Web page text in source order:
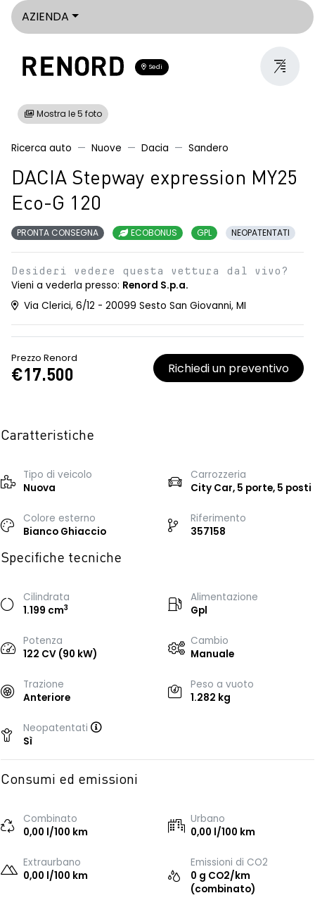
AZIENDA
Sedi
Mostra le 5 foto
Ricerca auto Nuove Dacia Sandero
DACIA Stepway expression MY25
Eco-G 120
PRONTA CONSEGNA ECOBONUS GPL NEOPATENTATI
Desideri vedere questa vettura dal vivo?
Vieni a vederla presso: Renord S.p.a.
Via Clerici, 6/12 - 20099 Sesto San Giovanni, MI
Prezzo Renord
€17.500 Richiedi un preventivo
Caratteristiche
Tipo di veicolo
Nuova
Carrozzeria
City Car, 5 porte, 5 posti
Colore esterno
Bianco Ghiaccio
Riferimento
357158
Specifiche tecniche
Cilindrata
1.199 cm3
Alimentazione
Gpl
Potenza
122 CV (90 kW)
Cambio
Manuale
Trazione
Anteriore
Peso a vuoto
1.282 kg
Neopatentati
Sì
Consumi ed emissioni
Combinato
0,00 l/100 km
Urbano
0,00 l/100 km
Extraurbano
0,00 l/100 km
Emissioni di CO2
0 g CO2/km
(combinato)